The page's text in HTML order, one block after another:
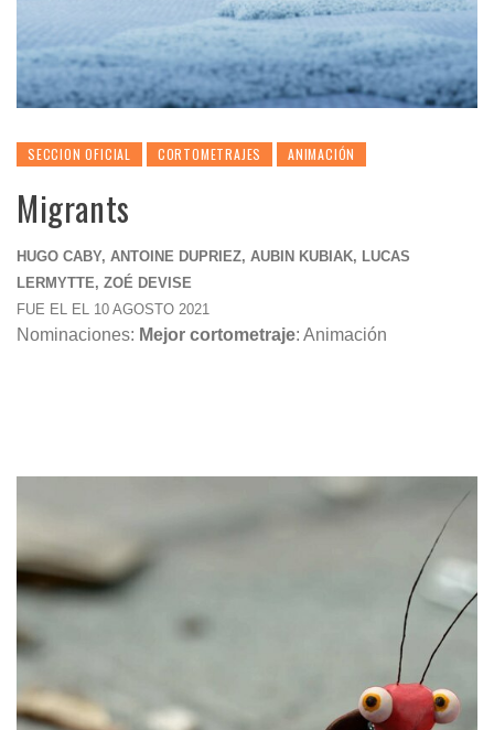
SECCION OFICIAL CORTOMETRAJES ANIMACIÓN
Migrants
HUGO CABY, ANTOINE DUPRIEZ, AUBIN KUBIAK, LUCAS
LERMYTTE, ZOÉ DEVISE
FUE EL EL 10 AGOSTO 2021
Nominaciones: Mejor cortometraje: Animación